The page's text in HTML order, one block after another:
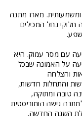
ומשמעותית. מארז מתנה
נחל המכילים
עם מסר עמוק. היא
על האמונה שבכל
והצלחה
והתחלות חדשות,
טובה ומתוקה,
גישה הומוריסטית
השנה החדשה.